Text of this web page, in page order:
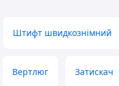
Штифт швидкознімний
Вертлюг Затискач